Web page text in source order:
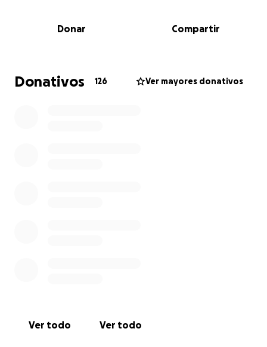
Donar Compartir
Donativos 126 Ver mayores donativos
Ver todo Ver todo